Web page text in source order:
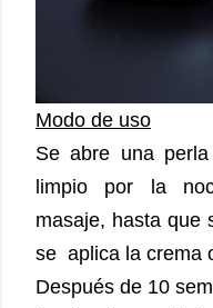
Modo de uso
Se abre una
limpio por la
masaje, hasta que
se aplica la crema
Después de 10